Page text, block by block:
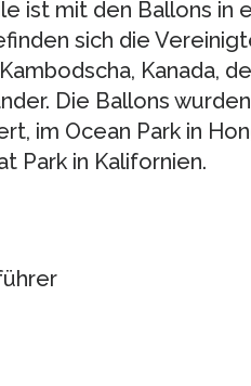
ist mit den Ballons in
sich die
Kanada,
Die Ballons
im Ocean Park in
Park in Kalifornien.